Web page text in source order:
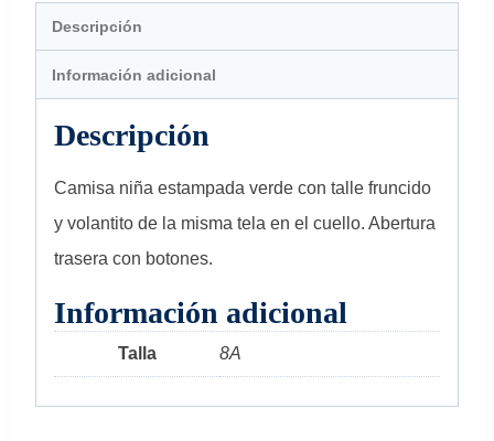
Descripción
Información adicional
Descripción
Camisa niña estampada verde con talle fruncido
y volantito de la misma tela en el cuello. Abertura
trasera con botones.
Información adicional
Talla 8A